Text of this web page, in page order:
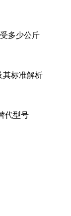
多少公斤
其标准解析
代型号